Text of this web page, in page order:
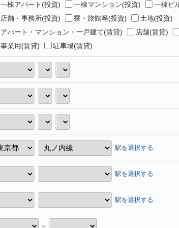
一棟アパート(投資)
一棟マンション(投資) 一棟ビ
店舗・事務所(投資)
寮・旅館等(投資)
土地(投資)
アパート・マンション・一戸建て(賃貸)
店舗(賃貸)
事業用(賃貸)
駐車場(賃貸)
駅を選択する
駅を選択する
駅を選択する
～